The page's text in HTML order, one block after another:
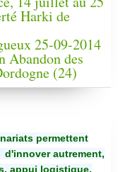
Harki de
25-09-2014
Abandon des
(24)
permettent
d'innover autrement,
appui logistique,